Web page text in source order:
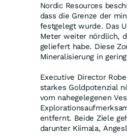
Nordic Resources
dass die Grenze der
festgelegt wurde. Das
Meter weiter nördlich,
geliefert habe. Diese
Mineralisierung in
Executive Director
starkes Goldpotenzial
vom nahegelegenen
entfernt. Beide Ziele
darunter Kiimala,